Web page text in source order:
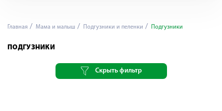
Главная Мама и малыш Подгузники и пеленки Подгузники
ПОДГУЗНИКИ
Скрыть фильтр